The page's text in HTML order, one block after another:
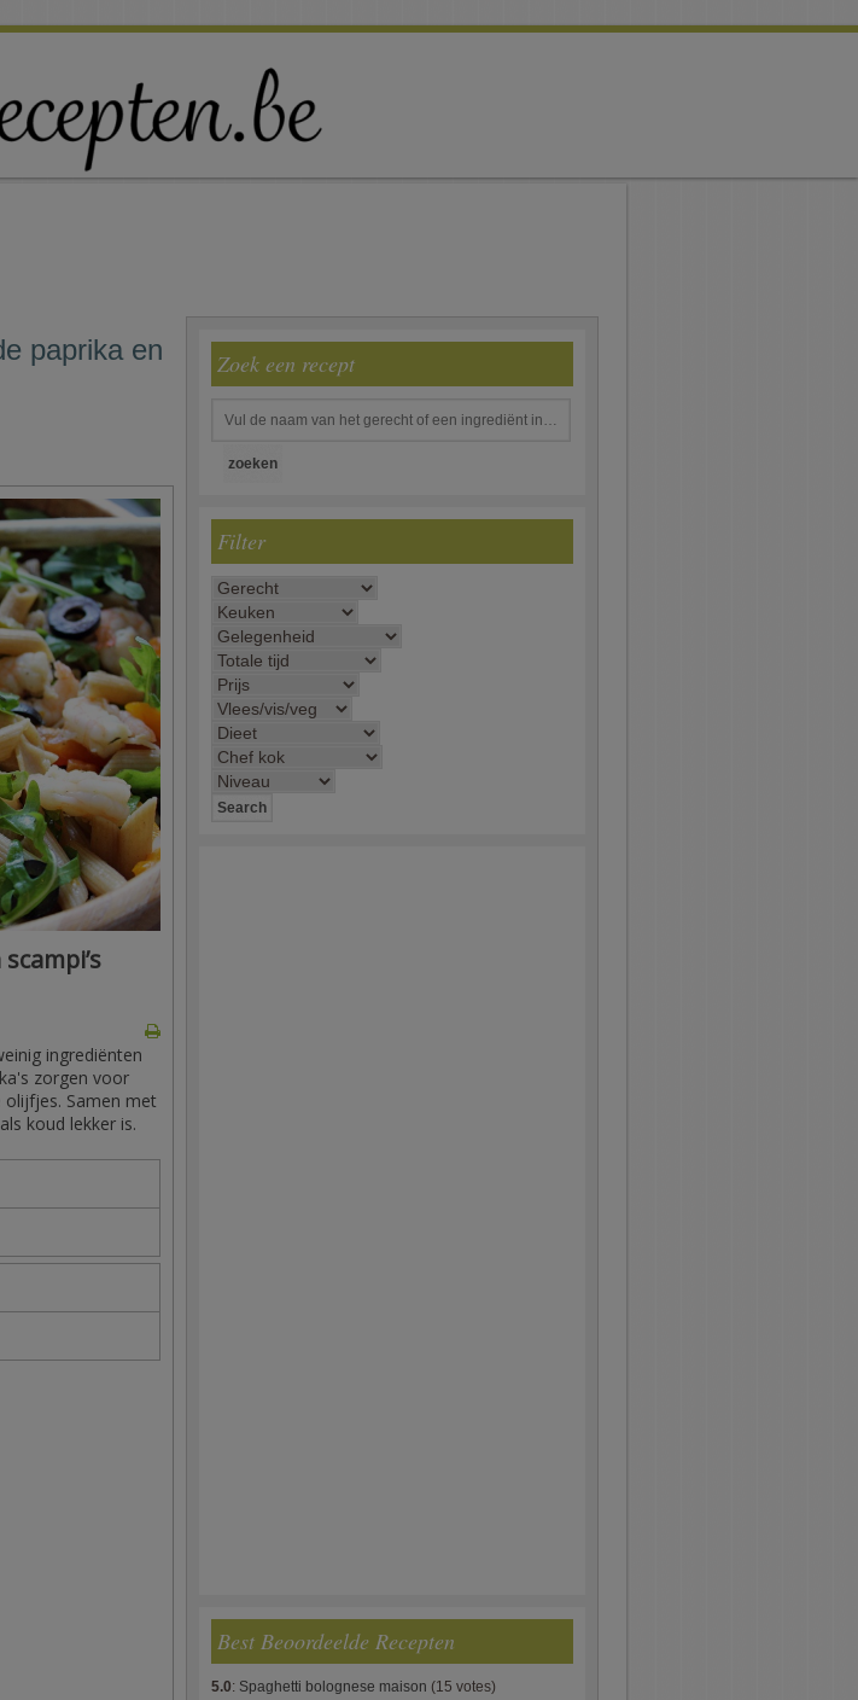
paprika en
ingrediënten
zorgen voor
Samen met
koud lekker is.
Zoek een recept
Filter
Best Beoordeelde Recepten
5.0: Spaghetti bolognese maison (15 votes)